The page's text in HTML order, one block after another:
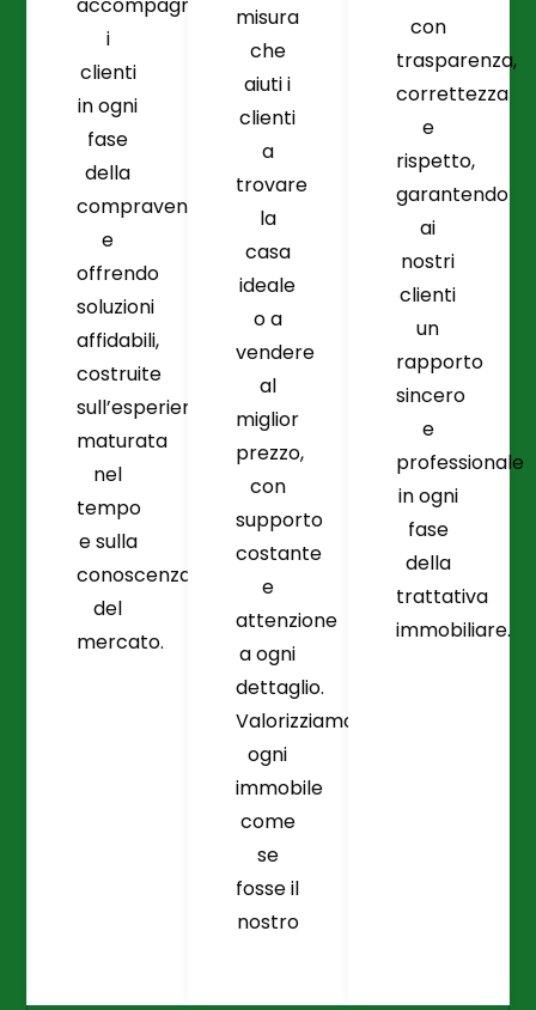
accompagnando
i
clienti
in ogni
fase
della
compravendita
e
offrendo
soluzioni
affidabili,
costruite
sull’esperienza
maturata
nel
tempo
e sulla
conoscenza
del
mercato.
misura
che
aiuti i
clienti
a
trovare
la
casa
ideale
o a
vendere
al
miglior
prezzo,
con
supporto
costante
e
attenzione
a ogni
dettaglio.
Valorizziamo
ogni
immobile
come
se
fosse il
nostro
con
trasparenza,
correttezza
e
rispetto,
garantendo
ai
nostri
clienti
un
rapporto
sincero
e
professionale
in ogni
fase
della
trattativa
immobiliare.